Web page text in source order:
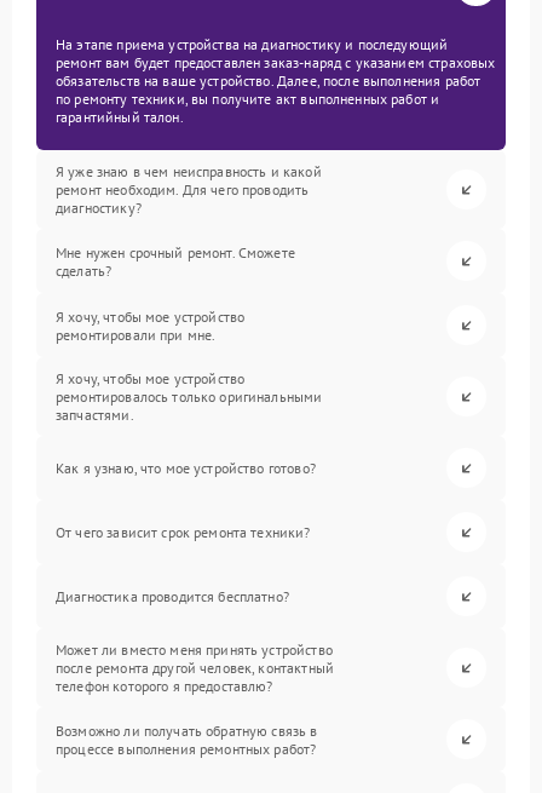
На этапе приема устройства на диагностику и последующий
ремонт вам будет предоставлен заказ-наряд с указанием страховых
обязательств на ваше устройство. Далее, после выполнения работ
по ремонту техники, вы получите акт выполненных работ и
гарантийный талон.
Я уже знаю в чем неисправность и какой
ремонт необходим. Для чего проводить
диагностику?
Мне нужен срочный ремонт. Сможете
сделать?
Я хочу, чтобы мое устройство
ремонтировали при мне.
Я хочу, чтобы мое устройство
ремонтировалось только оригинальными
запчастями.
Как я узнаю, что мое устройство готово?
От чего зависит срок ремонта техники?
Диагностика проводится бесплатно?
Может ли вместо меня принять устройство
после ремонта другой человек, контактный
телефон которого я предоставлю?
Возможно ли получать обратную связь в
процессе выполнения ремонтных работ?